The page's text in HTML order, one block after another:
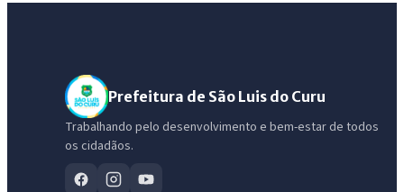
Prefeitura de São Luis do Curu
Trabalhando pelo desenvolvimento e bem-estar de todos
os cidadãos.